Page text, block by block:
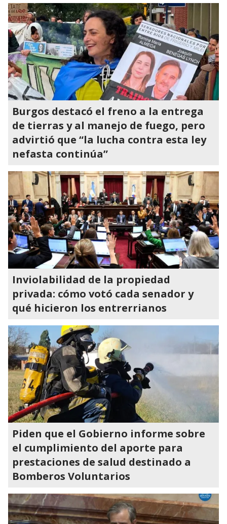
Burgos destacó el freno a la entrega
de tierras y al manejo de fuego, pero
advirtió que “la lucha contra esta ley
nefasta continúa”
Inviolabilidad de la propiedad
privada: cómo votó cada senador y
qué hicieron los entrerrianos
Piden que el Gobierno informe sobre
el cumplimiento del aporte para
prestaciones de salud destinado a
Bomberos Voluntarios